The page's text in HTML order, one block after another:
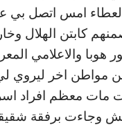
امس اتصل بي
كابتن الهلال
هوبا والاعلامي
من مواطن اخر ليروي
مات معظم افراد
وجاءت برفقة